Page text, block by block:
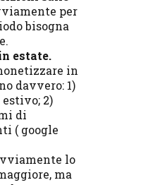
per
bisogna
estate.
in
davvero: 1)
2)
di
( google
lo
ma